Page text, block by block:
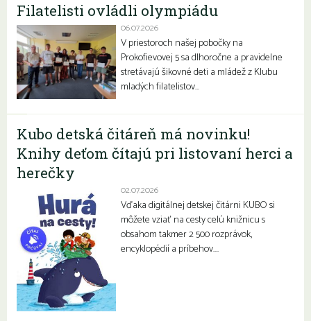
Filatelisti ovládli olympiádu
06.07.2026
V priestoroch našej pobočky na
Prokofievovej 5 sa dlhoročne a pravidelne
stretávajú šikovné deti a mládež z Klubu
mladých filatelistov…
Kubo detská čitáreň má novinku!
Knihy deťom čítajú pri listovaní herci a
herečky
02.07.2026
Vďaka digitálnej detskej čitárni KUBO si
môžete vziať na cesty celú knižnicu s
obsahom takmer 2 500 rozprávok,
encyklopédií a príbehov….